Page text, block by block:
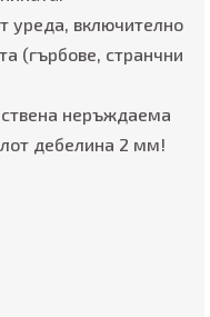
уредa, включително
(гърбове, странчни
неръждаема
дебелина 2 мм!